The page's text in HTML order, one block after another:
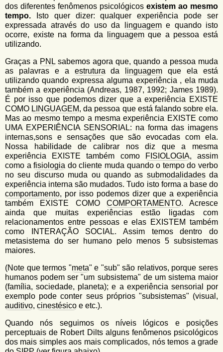
dos diferentes fenômenos psicológicos existem ao mesmo
tempo.
Isto quer dizer: qualquer experiência pode ser
expressada através do uso da
linguageme quando isto
ocorre, existe na forma da
linguagemque a pessoa está
utilizando.
Graças a PNL sabemos agora que, quando a pessoa muda
as palavras e a estruturada linguagem que ela está
utilizando quando expressa alguma experiência , ela muda
também a experiência (Andreas, 1987, 1992; James 1989).
É por isso que podemos dizer que a experiência EXISTE
COMO LINGUAGEM, da pessoa que está falando sobre ela.
Mas ao mesmo tempo a mesma experiência EXISTE como
UMA EXPERIÊNCIA SENSORIAL: na forma das imagens
internas,sons e sensações que são evocadas com ela.
Nossa habilidade de calibrar nos diz que a mesma
experiência EXISTE também como
FISIOLOGIA, assim
como afisiologia do cliente muda quando o tempo do verbo
no seu discurso muda ou quando as submodalidadesda
experiência interna são mudados. Tudo isto forma a base do
comportamento, por isso podemos dizer que a experiência
também EXISTE COMO COMPORTAMENTO. Acresce
ainda que muitas experiências estão ligadas com
relacionamentos entre pessoas e elas EXISTEM também
como INTERAÇÃO SOCIAL. Assim temos dentro do
metasistema do ser humano pelo menos 5 subsistemas
maiores.
(Note que termos "meta" e "sub" são relativos, porque seres
humanos podem ser "um subsistema" de um sistema maior
(família, sociedade, planeta); e a experiência sensorial por
exemplo pode conter seus próprios "subsistemas" (visual,
auditivo, cinestésico e etc.).
Quando nós seguimos os níveis lógicos e posições
perceptuais de Robert Dilts alguns fenômenos psicológicos
dos mais simples aos mais complicados, nós temos a grade